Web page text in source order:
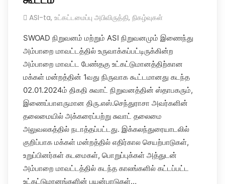
ASI-ta, உட்கட்டமைப்பு அபிவிருத்தி, நிகழ்வுகள்
SWOAD நிறுவனம் மற்றும் ASI நிறுவனமும் இணைந்து
அம்பாறை மாவட்டத்தில் உருவாக்கப்பட்டிருக்கின்ற
அம்பாறை மாவட்ட பேண்தகு உட்கட்டுமானத்திற்கான
மக்கள் மன்றத்தின் 1வது நிருவாக கூட்டமானது கடந்த
02.01.2024ம் திகதி சுவாட் நிறுவனத்தின் ஸ்தாபகரும்,
இணைப்பாளருமான திரு.எஸ்.செந்துராசா அவர்களின்
தலைமையில் அக்கரைப்பற்று சுவாட் தலைமை
அலுவலகத்தில் நடாத்தப்பட்டது. இக்கலந்துரையாடலில்
குறிப்பாக மக்கள் மன்றத்தில் எதிர்கால செயற்பாடுகள்,
உறுப்பினர்கள் கடமைகள், பொறுப்புக்கள் அத்துடன்
அம்பாறை மாவட்டத்தில் கடந்த காலங்களில் கட்டப்பட்ட
உட்கட்டுமானங்களின் பயன்பாடுகள்…